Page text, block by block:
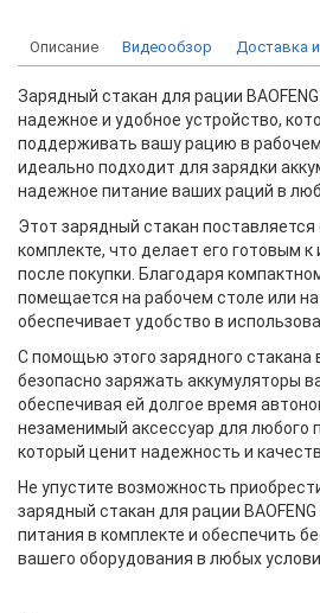
Описание Видеообзор Доставка
Зарядный стакан для рации
надежное и удобное устройство,
поддерживать вашу рацию в
идеально подходит для зарядки
надежное питание ваших раций в
Этот зарядный стакан поставляется
комплекте, что делает его готовым
после покупки. Благодаря
помещается на рабочем столе или
обеспечивает удобство в
С помощью этого зарядного
безопасно заряжать аккумуляторы
обеспечивая ей долгое время
незаменимый аксессуар для любого
который ценит надежность и
Не упустите возможность
зарядный стакан для рации
питания в комплекте и обеспечить
вашего оборудования в любых